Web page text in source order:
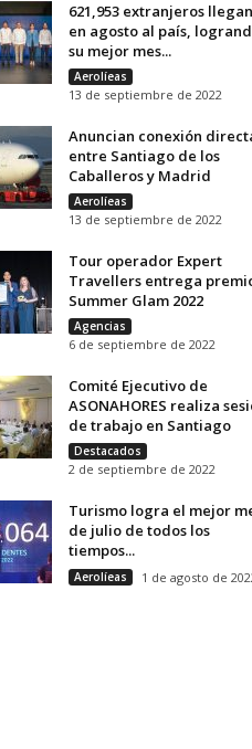
621,953 extranjeros llegan
en agosto al país,
su mejor mes...
Aerolíeas
13 de septiembre de 2022
Anuncian conexión
entre Santiago de los
Caballeros y Madrid
Aerolíeas
13 de septiembre de 2022
Tour operador Expert
Travellers entrega
Summer Glam 2022
Agencias
6 de septiembre de 2022
Comité Ejecutivo de
ASONAHORES realiza
de trabajo en Santiago
Destacados
2 de septiembre de 2022
Turismo logra el mejor
de julio de todos los
tiempos...
Aerolíeas 1 de agosto de